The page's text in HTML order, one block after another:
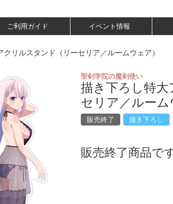
ご利用ガイド イベント情報
リルスタンド（リーセリア／ルームウェア）
聖剣学院の魔剣使い
描き下ろし特
セリア／ルーム
販売終了 描き下ろし
販売終了商品です